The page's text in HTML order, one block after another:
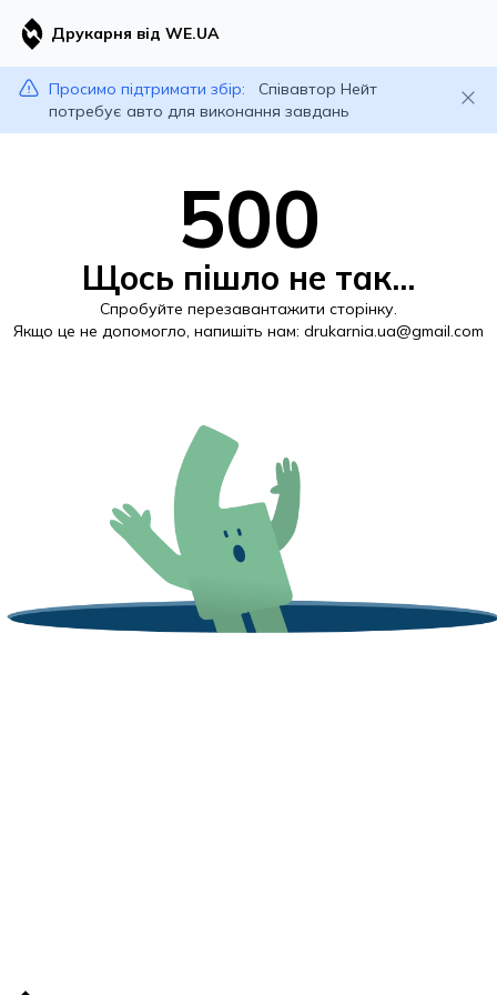
Друкарня від WE.UA
Просимо підтримати збір:
Співавтор Нейт
потребує авто для виконання завдань
500
Щось пішло не так...
Спробуйте перезавантажити сторінку.
Якщо це не допомогло, напишіть нам: drukarnia.ua@gmail.com